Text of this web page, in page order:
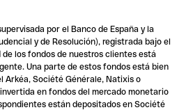
por el Banco de España y la
y de Resolución), registrada bajo el
los fondos de nuestros clientes está
Una parte de estos fondos está bien
Arkéa, Société Générale, Natixis o
en fondos del mercado monetario
están depositados en Société